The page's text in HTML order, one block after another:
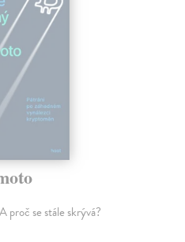
proč se stále skrývá?